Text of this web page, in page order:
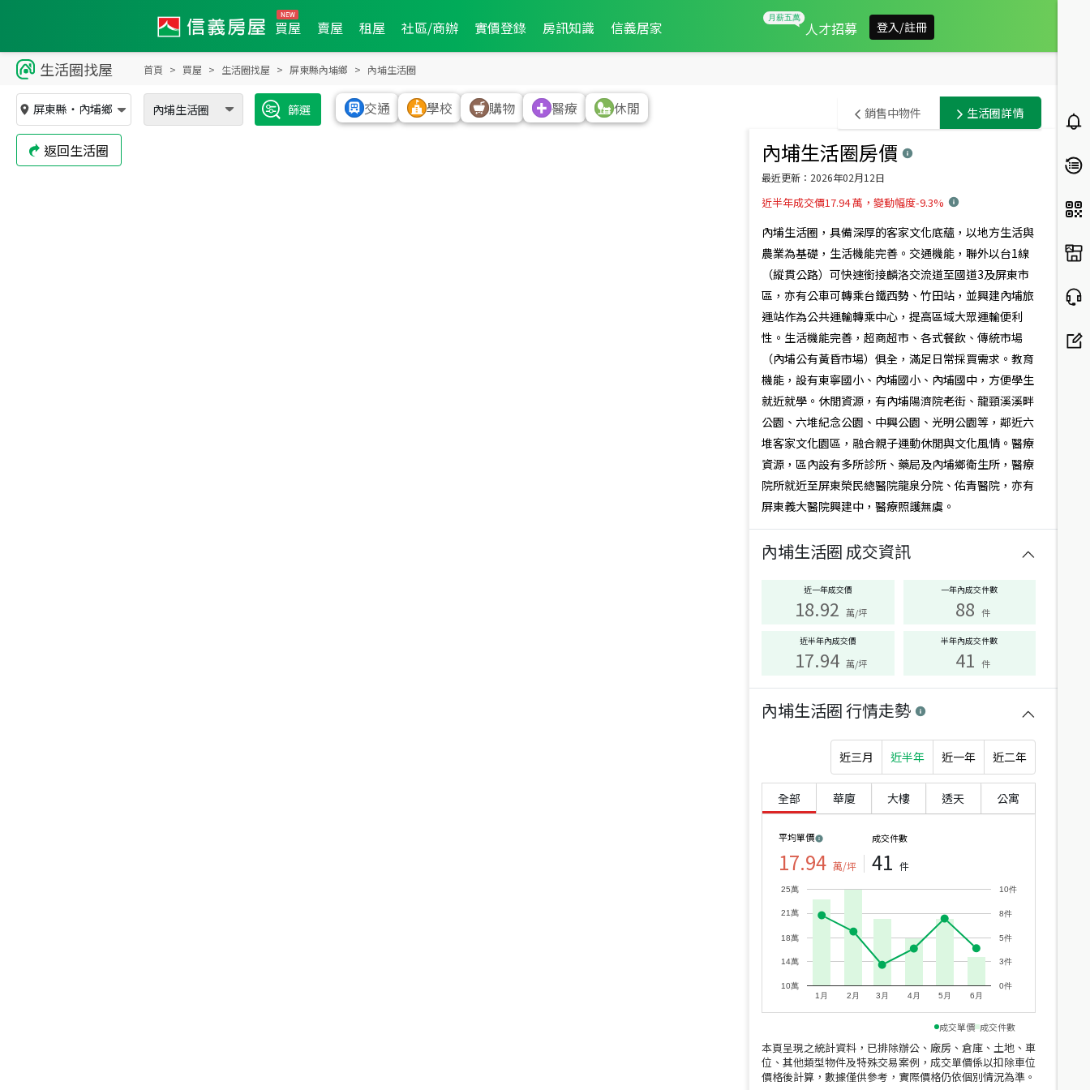
買屋 賣屋 租屋 社區/商辦 實價登錄 房訊知識 信義居家 人才招募 登入/註冊
生活圈找屋 首頁 買屋 生活圈找屋 屏東縣內埔鄉 內埔生活圈
屏東縣 ・ 內埔鄉 內埔生活圈 篩選
返回生活圈
交通 學校 購物 醫療 休閒
屏
東
縣
內
埔
鄉
房
市
概
銷售中物件 生活圈詳情
此範圍內有0 筆銷售中物件
您搜尋的生活圈目前沒有銷售中物件
試著調整鄰近生活圈查看
或是聯繫專人為您服務
聯繫專人
內埔生活圈房價
最近更新： 2026年02月12日
近半年成交價17.94 萬，變動幅度-9.3%
內埔生活圈，具備深厚的客家文化底蘊，以地方生活與
農業為基礎，生活機能完善。交通機能，聯外以台1線
（縱貫公路）可快速銜接麟洛交流道至國道3及屏東市
區，亦有公車可轉乘台鐵西勢、竹田站，並興建內埔旅
運站作為公共運輸轉乘中心，提高區域大眾運輸便利
性。生活機能完善，超商超市、各式餐飲、傳統市場
（內埔公有黃昏市場）俱全，滿足日常採買需求。教育
機能，設有東寧國小、內埔國小、內埔國中，方便學生
就近就學。休閒資源，有內埔陽濟院老街、龍頸溪溪畔
公園、六堆紀念公園、中興公園、光明公園等，鄰近六
堆客家文化園區，融合親子運動休閒與文化風情。醫療
資源，區內設有多所診所、藥局及內埔鄉衛生所，醫療
院所就近至屏東榮民總醫院龍泉分院、佑青醫院，亦有
屏東義大醫院興建中，醫療照護無虞。
內埔生活圈 成交資訊
近一年成交價
18.92 萬/坪
一年內成交件數
88 件
近半年內成交價
17.94 萬/坪
半年內成交件數
41 件
內埔生活圈行情走勢
近三月 近半年 近一年 近二年
全部 華廈 大樓 透天 公寓
平均單價
17.94 萬/坪
成交件數
41 件
1月 2月 3月 4月 5月 6月
10萬
14萬
18萬
21萬
25萬
0件
3件
5件
8件
10件
成交單價 成交件數
本頁呈現之統計資料，已排除辦公、廠房、倉庫、土地、車
位、其他類型物件及特殊交易案例，成交單價係以扣除車位
價格後計算，數據僅供參考，實際價格仍依個別情況為準。